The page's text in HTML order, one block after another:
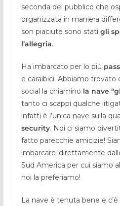
seconda del pubblico che
organizzata in maniera
son piaciute sono stati gli
l’allegria.
Ha imbarcato per lo più
e caraibici. Abbiamo
social la chiamino la nave
tanto ci scappi qualche
infatti è l’unica nave sulla
security. Noi ci siamo
fatto parecchie amicizie!
imbarcarci direttamente
Sud America per cui siamo
noi la preferiamo!
La nave è tenuta bene e c’è